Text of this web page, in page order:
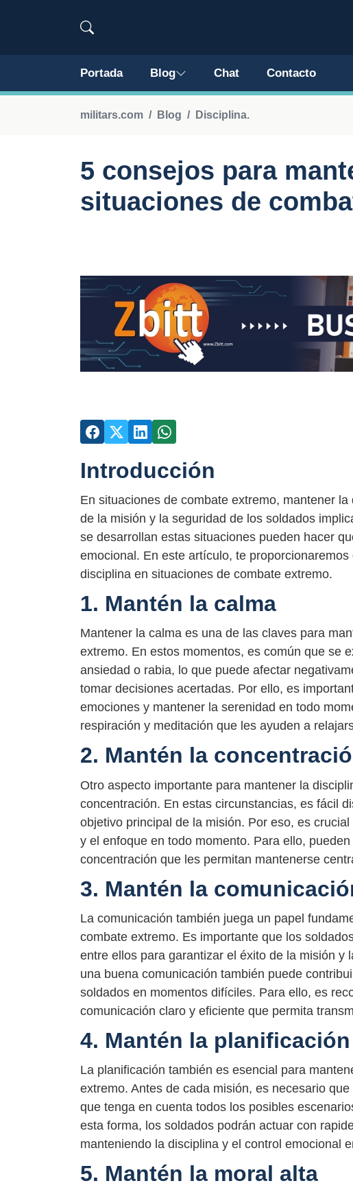
Portada Blog Chat Contacto
militars.com Blog Disciplina.
5 consejos para
situaciones de
Introducción
En situaciones de combate extremo, mantener
de la misión y la seguridad de los soldados
se desarrollan estas situaciones pueden hacer
emocional. En este artículo, te
disciplina en situaciones de combate extremo.
1. Mantén la calma
Mantener la calma es una de las claves para
extremo. En estos momentos, es común que se
ansiedad o rabia, lo que puede afectar
tomar decisiones acertadas. Por ello, es
emociones y mantener la serenidad en todo
respiración y meditación que les ayuden a
2. Mantén la
Otro aspecto importante para mantener la
concentración. En estas circunstancias, es fácil
objetivo principal de la misión. Por eso, es
y el enfoque en todo momento. Para ello,
concentración que les permitan mantenerse
3. Mantén la
La comunicación también juega un papel
combate extremo. Es importante que los
entre ellos para garantizar el éxito de la misión y
una buena comunicación también puede
soldados en momentos difíciles. Para ello, es
comunicación claro y eficiente que permita
4. Mantén la planificación
La planificación también es esencial para
extremo. Antes de cada misión, es necesario
que tenga en cuenta todos los posibles
esta forma, los soldados podrán actuar con
manteniendo la disciplina y el control emocional
5. Mantén la moral alta